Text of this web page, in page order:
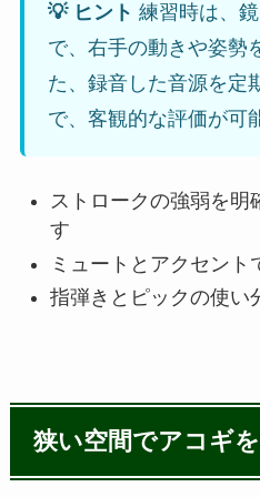
💡 ヒント 練習時は、
で、右手の動きや姿勢
た、録音した音源を定
で、客観的な評価が可
ストロークの強弱を明
す
ミュートとアクセント
指弾きとピックの使い
狭い空間でアコギを